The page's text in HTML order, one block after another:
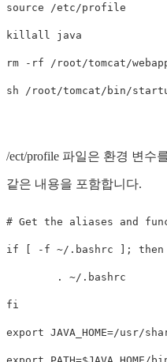
source /etc/profile
killall java
rm -rf /root/tomcat/
/ect/profile 파일은 환경 변수
같은 내용을 포함합니다.
# Get the aliases and
if [ -f ~/.bashrc ]; then
        . ~/.bashrc
fi
export JAVA_HOME=/usr/